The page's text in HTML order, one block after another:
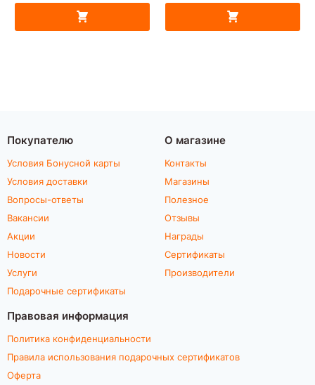
Покупателю
Условия Бонусной карты
Условия доставки
Вопросы-ответы
Вакансии
Акции
Новости
Услуги
Подарочные сертификаты
О магазине
Контакты
Магазины
Полезное
Отзывы
Награды
Сертификаты
Производители
Правовая информация
Политика конфиденциальности
Правила использования подарочных сертификатов
Оферта